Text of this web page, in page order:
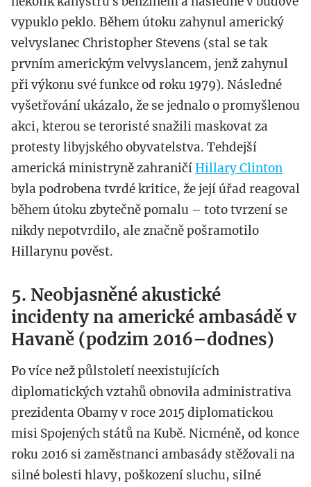
vypuklo peklo. Během útoku zahynul americký
velvyslanec Christopher Stevens (stal se tak
prvním americkým velvyslancem, jenž zahynul
při výkonu své funkce od roku 1979). Následné
vyšetřování ukázalo, že se jednalo o promyšlenou
akci, kterou se teroristé snažili maskovat za
protesty libyjského obyvatelstva. Tehdejší
americká ministryně zahraničíHillary Clinton
byla podrobena tvrdé kritice, že její úřad reagoval
během útoku zbytečně pomalu – toto tvrzení se
nikdy nepotvrdilo, ale značně pošramotilo
Hillarynu pověst.
5. Neobjasněné akustické
incidenty na americké ambasádě v
Havaně (podzim 2016–dodnes)
Po více než půlstoletí neexistujících
diplomatických vztahů obnovila administrativa
prezidenta Obamy v roce 2015 diplomatickou
misi Spojených států na Kubě. Nicméně, od konce
roku 2016 si zaměstnanci ambasády stěžovali na
silné bolesti hlavy, poškození sluchu, silné